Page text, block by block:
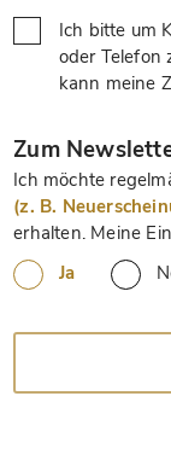
Ich bitte um
oder Telefon
kann meine
Zum
Ich möchte
(z. B.
erhalten. Meine
Ja